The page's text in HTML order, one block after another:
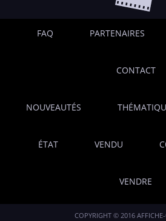
FAQ PARTENAIRES
CONTACT
NOUVEAUTÉS
ÉTAT VENDU
VENDRE
COPYRIGHT © 2016